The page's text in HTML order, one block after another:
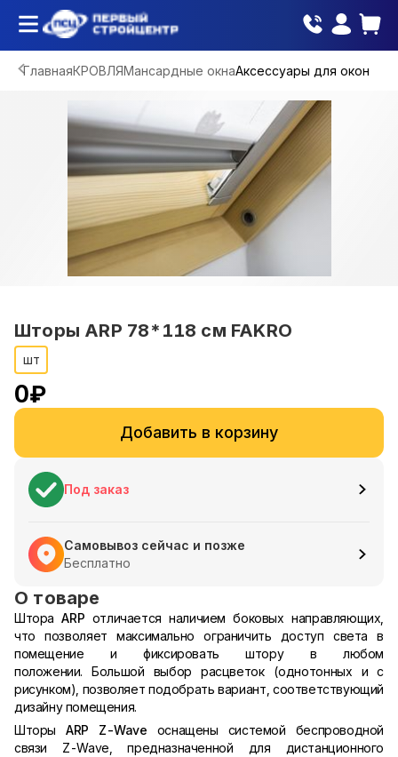
ГлавнаяКРОВЛЯМансардные окнаАксессуары для окон
Шторы ARP 78*118 см FAKRO
шт
0₽
Добавить в корзину
Под заказ
Самовывоз сейчас и позже
Бесплатно
О товаре
ШтораARP отличается наличием боковых направляющих,
что позволяет максимально ограничить доступ света в
помещение и фиксировать штору в любом
положении. Большой выбор расцветок (однотонных и с
рисунком), позволяет подобрать вариант, соответствующий
дизайну помещения.
ШторыARP Z-Wave оснащены системой беспроводной
связи Z-Wave, предназначенной для дистанционного